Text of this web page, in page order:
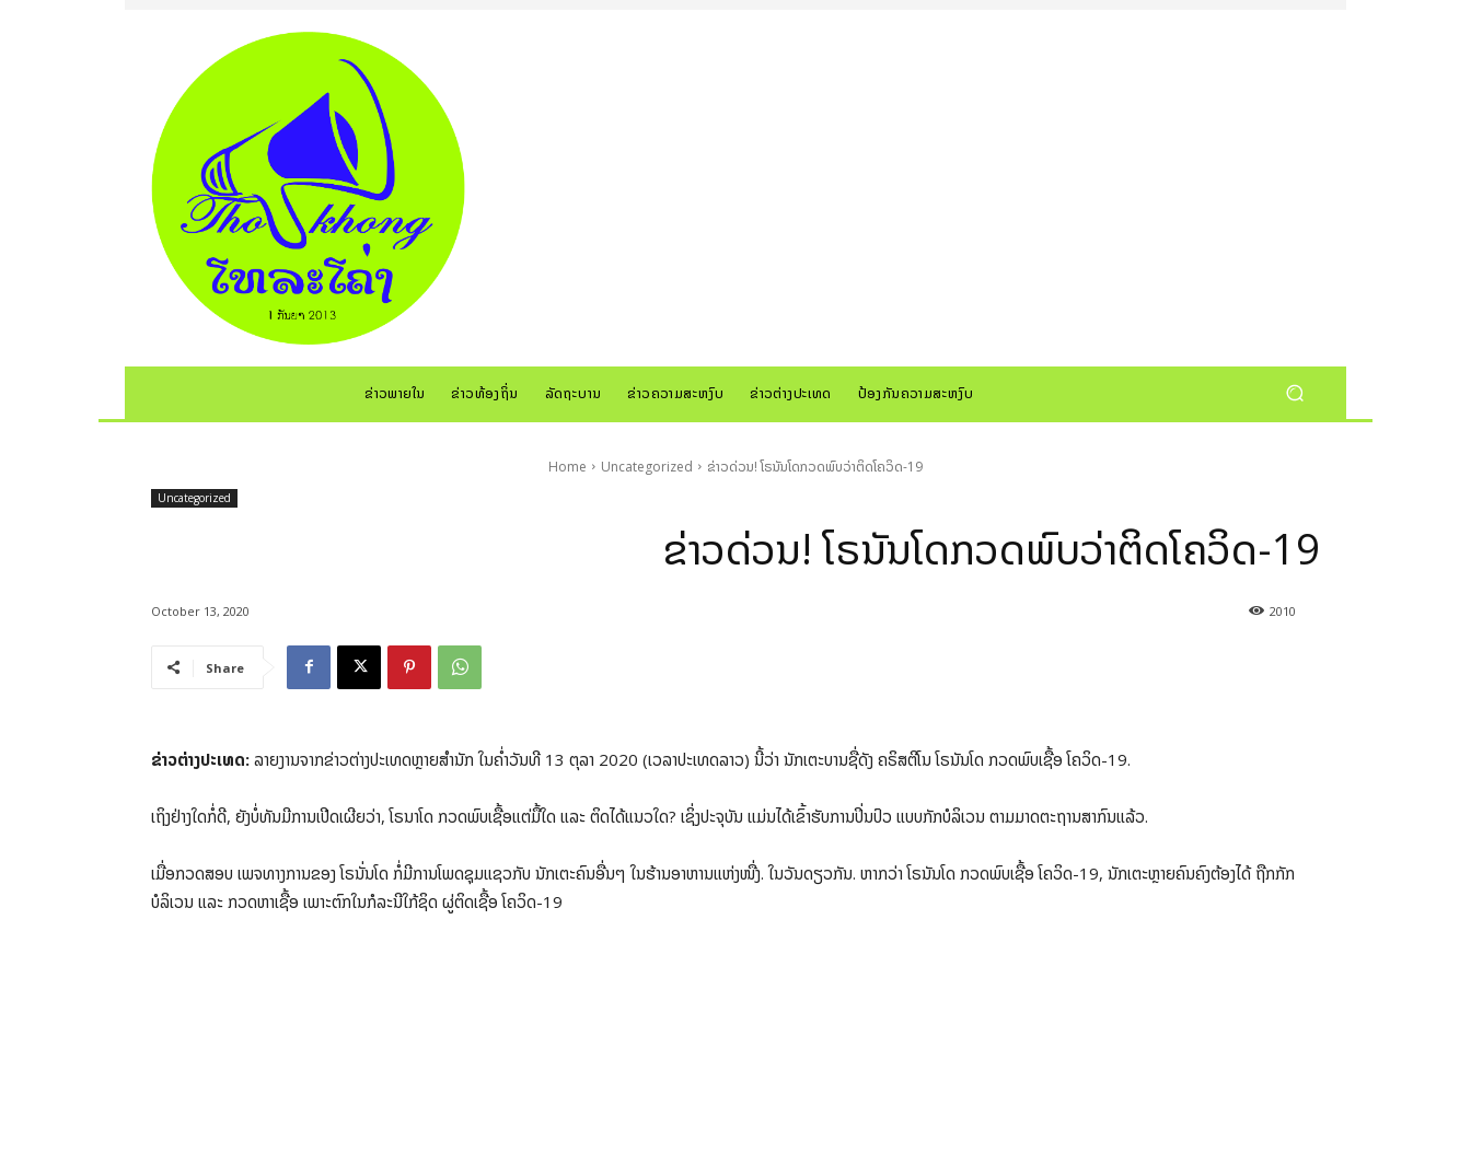
ຂ່າວພາຍໃນ ຂ່າວທ້ອງຖິ່ນ ລັດຖະບານ ຂ່າວຄວາມສະຫງົບ ຂ່າວຕ່າງປະເທດ ປ້ອງກັນຄວາມສະຫງົບ
Home Uncategorized ຂ່າວດ່ວນ! ໂຣນັນໂດກວດພົບວ່າຕິດໂຄວິດ-19
Uncategorized
ຂ່າວດ່ວນ! ໂຣນັນໂດກວດພົບວ່າຕິດໂຄວິດ-19
2010
October 13, 2020
Share
ຂ່າວຕ່າງປະເທດ: ລາຍງານຈາກຂ່າວຕ່າງປະເທດຫຼາຍສໍານັກ ໃນຄໍ່າວັນທີ 13 ຕຸລາ 2020 (ເວລາປະເທດລາວ) ນີ້ວ່າ ນັກເຕະບານຊື່ດັງ ຄຣິສຕີໂນ ໂຣນັນໂດ ກວດພົບເຊື້ອ ໂຄວິດ-19.
ເຖິງຢ່າງໃດກໍ່ດີ, ຍັງບໍ່ທັນມີການເປີດເຜີຍວ່າ, ໂຣນາໂດ ກວດພົບເຊື້ອແຕ່ມື້ໃດ ແລະ ຕິດໄດ້ແນວໃດ? ເຊິ່ງປະຈຸບັນ ແມ່ນໄດ້ເຂົ້າຮັບການປິ່ນປົວ ແບບກັກບໍລິເວນ ຕາມມາດຕະຖານສາກົນແລ້ວ.
ເມື່ອກວດສອບ ເພຈທາງການຂອງ ໂຣນັ່ນໂດ ກໍ່ມີການໂພດຊຸມແຊວກັບ ນັກເຕະຄົນອື່ນໆ ໃນຮ້ານອາຫານແຫ່ງໜື່ງ. ໃນວັນດຽວກັນ. ຫາກວ່າ ໂຣນັນໂດ ກວດພົບເຊື້ອ ໂຄວິດ-19, ນັກເຕະຫຼາຍຄົນຄົງຕ້ອງໄດ້ ຖືກກັກ
ບໍລິເວນ ແລະ ກວດຫາເຊື້ອ ເພາະຕົກໃນກໍລະນີໃກ້ຊິດ ຜູ່ຕິດເຊື້ອ ໂຄວິດ-19